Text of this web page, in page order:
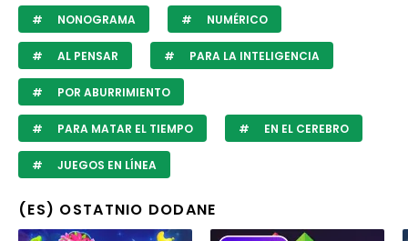
NONOGRAMA NUMÉRICO
AL PENSAR PARA LA INTELIGENCIA
POR ABURRIMIENTO
PARA MATAR EL TIEMPO EN EL CEREBRO
JUEGOS EN LÍNEA
(ES) OSTATNIO DODANE